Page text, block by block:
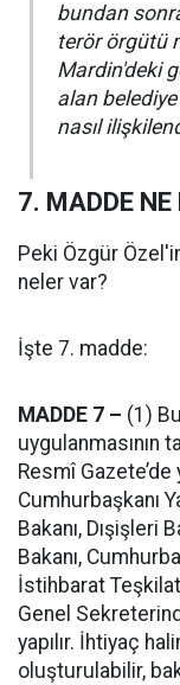
bundan
terör örgütü
Mardin'deki
alan
nasıl
7. MADDE NE
Peki Özgür
neler var?
İşte 7. madde:
MADDE 7 – (1)
uygulanmasının
Resmî Gazete’de
Cumhurbaşkanı
Bakanı, Dışişleri
Bakanı,
İstihbarat
Genel
yapılır. İhtiyaç
oluşturulabilir,